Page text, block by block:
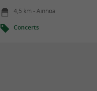
4,5 km - Ainhoa
Concerts